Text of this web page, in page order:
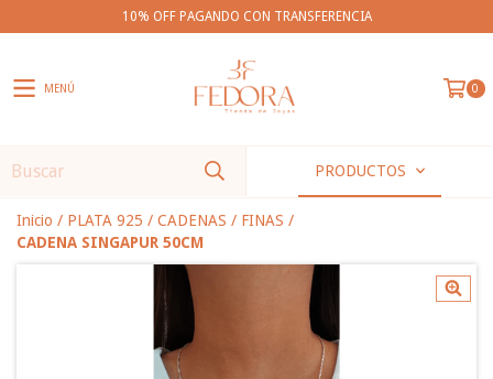
10% OFF PAGANDO CON TRANSFERENCIA
MENÚ 0
PRODUCTOS
Inicio / PLATA 925 / CADENAS / FINAS /
CADENA SINGAPUR 50CM